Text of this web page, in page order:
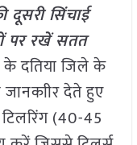
दूसरी सिंचाई
पर रखें सतत
के दतिया जिले के
देते हुए
(40-45